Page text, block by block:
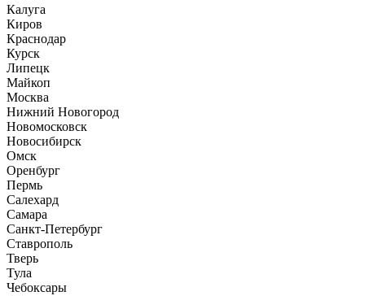
Калуга
Киров
Краснодар
Курск
Липецк
Майкоп
Москва
Нижний Новогород
Новомосковск
Новосибирск
Омск
Оренбург
Пермь
Салехард
Самара
Санкт-Петербург
Ставрополь
Тверь
Тула
Чебоксары